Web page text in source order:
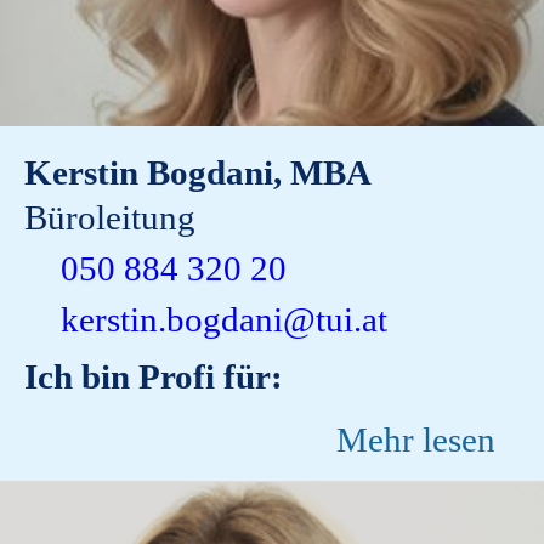
Kerstin Bogdani, MBA
Büroleitung
050 884 320 20
kerstin.bogdani@tui.at
Ich bin Profi für:
Mehr lesen